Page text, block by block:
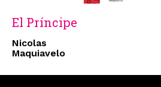
El Príncipe
Nicolas
Maquiavelo